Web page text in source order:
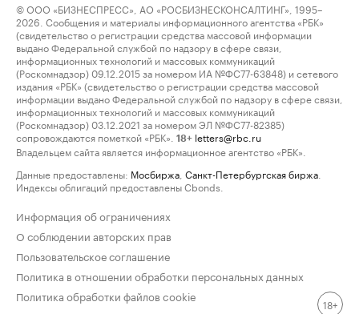
© ООО «БИЗНЕСПРЕСС», АО «РОСБИЗНЕСКОНСАЛТИНГ», 1995–
2026. Сообщения и материалы информационного агентства «РБК»
(свидетельство о регистрации средства массовой информации
выдано Федеральной службой по надзору в сфере связи,
информационных технологий и массовых коммуникаций
(Роскомнадзор) 09.12.2015 за номером ИА №ФС77-63848) и сетевого
издания «РБК» (свидетельство о регистрации средства массовой
информации выдано Федеральной службой по надзору в сфере связи,
информационных технологий и массовых коммуникаций
(Роскомнадзор) 03.12.2021 за номером ЭЛ №ФС77-82385)
сопровождаются пометкой «РБК».
18+ letters@rbc.ru
Владельцем сайта является информационное агентство «РБК».
Данные предоставлены: Мосбиржа Санкт-Петербургская биржа
Индексы облигаций предоставлены Cbonds.
Информация об ограничениях
О соблюдении авторских прав
Пользовательское соглашение
Политика в отношении обработки персональных данных
Политика обработки файлов cookie
18+